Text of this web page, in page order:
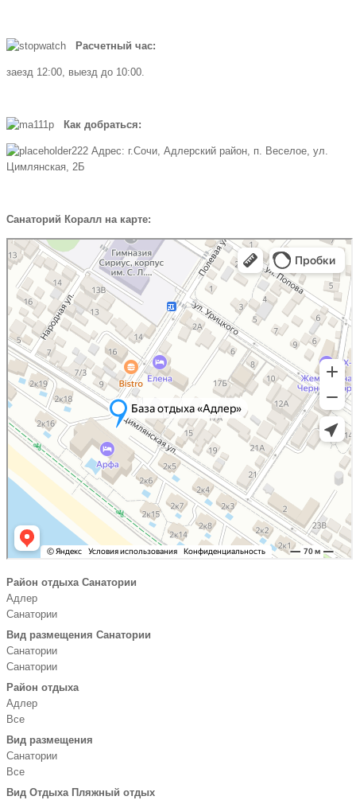
Расчетный час:
заезд 12:00, выезд до 10:00.
Как добраться:
Адрес: г.Сочи, Адлерский район, п. Веселое, ул.
Цимлянская, 2Б
Санаторий Коралл на карте:
Район отдыха Санатории
Адлер
Санатории
Вид размещения Санатории
Санатории
Санатории
Район отдыха
Адлер
Все
Вид размещения
Санатории
Все
Вид Отдыха Пляжный отдых